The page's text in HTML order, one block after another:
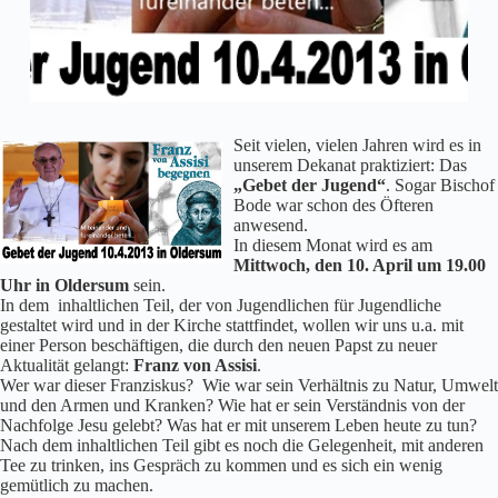
Seit vielen, vielen Jahren wird es in
unserem Dekanat praktiziert: Das
„Gebet der Jugend“. Sogar Bischof
Bode war schon des Öfteren
anwesend.
In diesem Monat wird es am
Mittwoch, den 10. April um 19.00
Uhr in Oldersum sein.
In dem inhaltlichen Teil, der von Jugendlichen für Jugendliche
gestaltet wird und in der Kirche stattfindet, wollen wir uns u.a. mit
einer Person beschäftigen, die durch den neuen Papst zu neuer
Aktualität gelangt: Franz von Assisi.
Wer war dieser Franziskus? Wie war sein Verhältnis zu Natur, Umwelt
und den Armen und Kranken? Wie hat er sein Verständnis von der
Nachfolge Jesu gelebt? Was hat er mit unserem Leben heute zu tun?
Nach dem inhaltlichen Teil gibt es noch die Gelegenheit, mit anderen
Tee zu trinken, ins Gespräch zu kommen und es sich ein wenig
gemütlich zu machen.